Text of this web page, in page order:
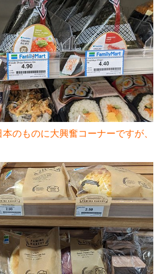
のものに大興奮コーナーですが、